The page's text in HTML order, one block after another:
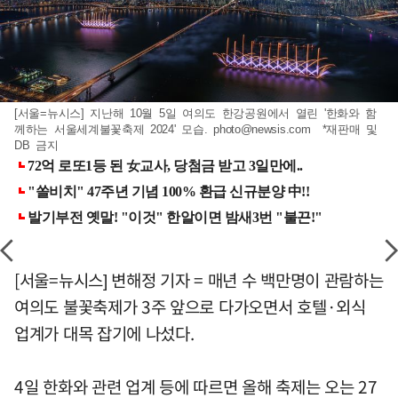
[서울=뉴시스] 지난해 10월 5일 여의도 한강공원에서 열린 '한화와 함
께하는 서울세계불꽃축제 2024' 모습.photo@newsis.com *재판매 및
DB 금지
[서울=뉴시스] 변해정 기자 = 매년 수 백만명이 관람하는
여의도 불꽃축제가 3주 앞으로 다가오면서 호텔·외식
업계가 대목 잡기에 나섰다.
4일 한화와 관련 업계 등에 따르면 올해 축제는 오는 27